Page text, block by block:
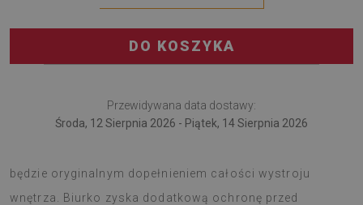
DO KOSZYKA
Przewidywana data dostawy:
Środa, 12 Sierpnia 2026 - Piątek, 14 Sierpnia 2026
będzie oryginalnym dopełnieniem całości wystroju
wnętrza. Biurko zyska dodatkową ochronę przed